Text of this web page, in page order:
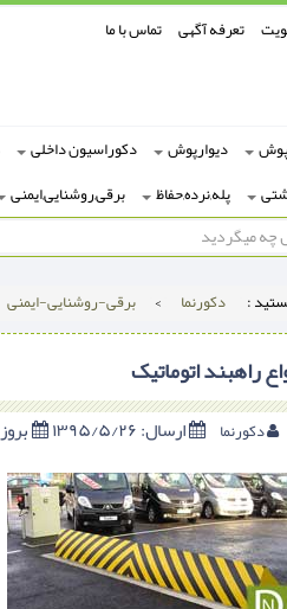
تعرفه آگهی تماس با ما
دیوارپوش دکوراسیون داخلی
پله,نرده,حفاظ برقی,روشنایی,ایمنی
: دکورنما > برقی-روشنایی-ایمنی
راهبند اتوماتیک
دکورنما ارسال:۱۳۹۵/۵/۲۶